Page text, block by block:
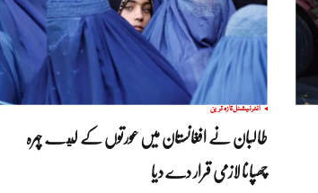
انٹرنیشنلتازہ ترین
طالبان نے افغانستان میں عورتوں کے ليے چہرہ
چھپانا لازمی قرار دے دیا